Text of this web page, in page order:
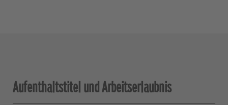
Aufenthaltstitel und Arbeitserlaubnis